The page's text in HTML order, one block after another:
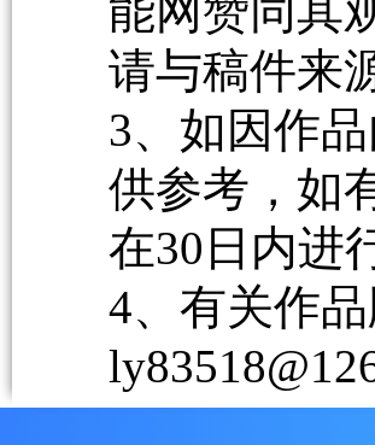
能网赞同其
请与稿件来
3、如因作
供参考，如
在30日内进
4、有关作